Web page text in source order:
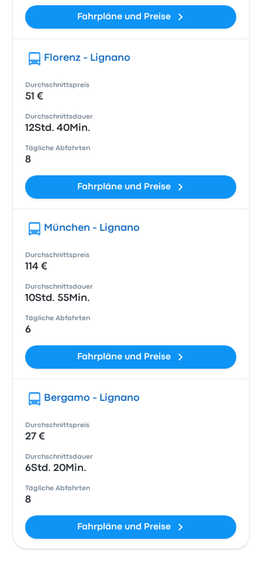
Fahrpläne und Preise
Florenz - Lignano
Durchschnittspreis
51 €
Durchschnittsdauer
12Std. 40Min.
Tägliche Abfahrten
8
Fahrpläne und Preise
München - Lignano
Durchschnittspreis
114 €
Durchschnittsdauer
10Std. 55Min.
Tägliche Abfahrten
6
Fahrpläne und Preise
Bergamo - Lignano
Durchschnittspreis
27 €
Durchschnittsdauer
6Std. 20Min.
Tägliche Abfahrten
8
Fahrpläne und Preise